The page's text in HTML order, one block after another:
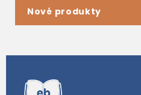
Nové produkty